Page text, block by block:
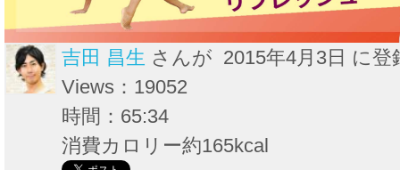
吉田 昌生 さんが 2015年4月3日 に登
Views：19052
時間：65:34
消費カロリー約165kcal